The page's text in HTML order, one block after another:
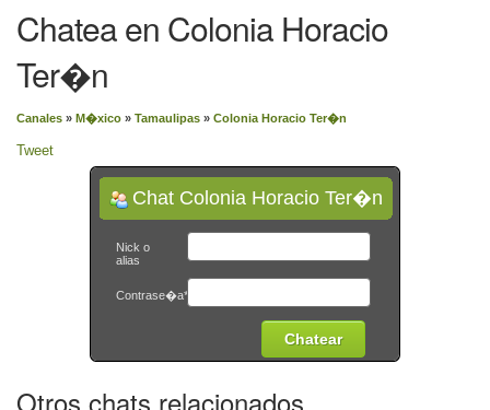
Chatea en Colonia Horacio
Ter�n
Canales » M�xico » Tamaulipas » Colonia Horacio Ter�n
Tweet
Chat Colonia Horacio Ter�n
Nick o
alias
Contrase�a*
Otros chats relacionados